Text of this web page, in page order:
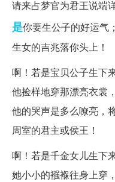
请来占梦官为君王说端
是你要生公子的好运气
生女的吉兆落你头上！
啊！若是宝贝公子生下
他捡样地穿那漂亮衣裳
他的哭声是多么嘹亮，
周室的君主或侯王！
啊！若是千金女儿生下
她小小的襁褓往身上穿